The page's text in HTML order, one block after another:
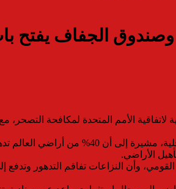
الجفاف يفتح
لاتفاقية الأمم المتحدة لمكافحة
وأن النزاعات تفاقم التدهور